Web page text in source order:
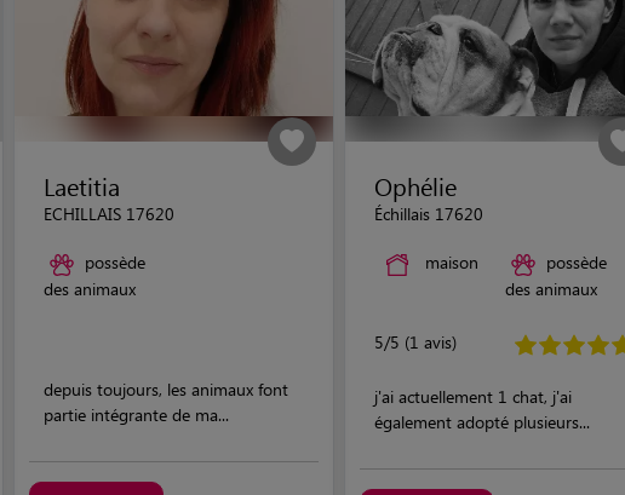
Laetitia
ECHILLAIS 17620
possède
des animaux
depuis toujours, les animaux font
partie intégrante de ma...
Ophélie
Échillais 17620
maison
possède
des animaux
5/5 (1 avis)
j'ai actuellement 1 chat, j'ai
également adopté plusieurs...